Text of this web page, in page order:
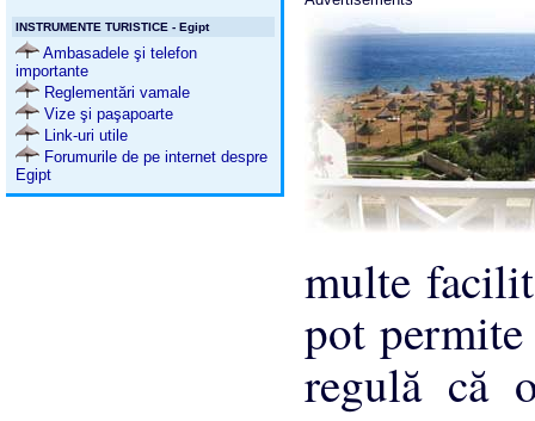
INSTRUMENTE TURISTICE - Egipt
Ambasadele şi telefon
importante
Reglementări vamale
Vize şi paşapoarte
Link-uri utile
Forumurile de pe internet despre
Egipt
multe
pot
regulă că